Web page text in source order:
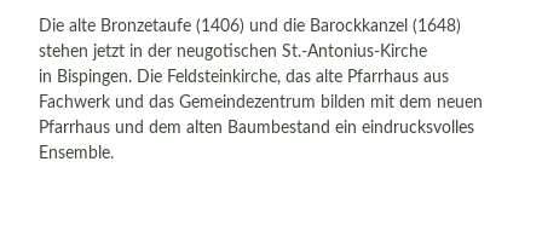
Die alte Bronzetaufe (1406) und die Barockkanzel (1648)
stehen jetzt in der neugotischen St.-Antonius-Kirche
in Bispingen. Die Feldsteinkirche, das alte Pfarrhaus aus
Fachwerk und das Gemeindezentrum bilden mit dem neuen
Pfarrhaus und dem alten Baumbestand ein eindrucksvolles
Ensemble.